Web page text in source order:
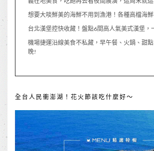
想要大啖鮮美的海鮮不用到漁港！各種高檔海
台北漢堡控快收藏！盤點6間高人氣美式漢堡，
機場捷運沿線美食不私藏，早午餐、火鍋、甜
晚!
全台人民衝澎湖！花火節該吃什麼好～